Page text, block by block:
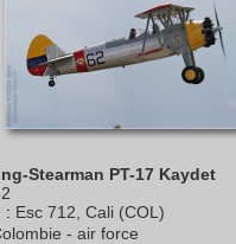
Stearman PT-17 Kaydet
: Esc 712, Cali (COL)
- air force